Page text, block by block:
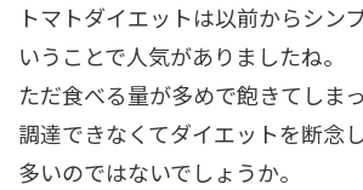
トマトダイエットは以前からシン
いうことで人気がありましたね。
ただ食べる量が多めで飽きてしま
調達できなくてダイエットを断念
多いのではないでしょうか。